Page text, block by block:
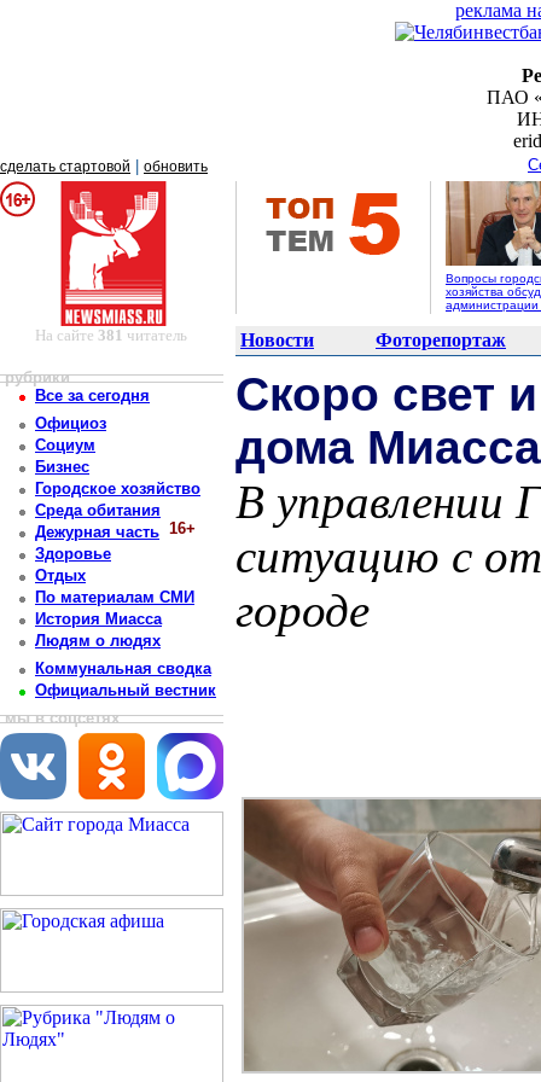
реклама
ПАО
сделать стартовой обновить
Вопросы
хозяйства
На сайте381 читатель Новости Фоторепортаж
рубрики
Все за сегодня
Официоз
Социум
Бизнес
Городское хозяйство
Среда обитания
Дежурная часть 16+
Здоровье
Отдых
По материалам СМИ
История Миасса
Людям о людях
Коммунальная сводка
Официальный вестник
мы в соцсетях
Скоро свет
дома Миасса
В управлении
ситуацию с
городе